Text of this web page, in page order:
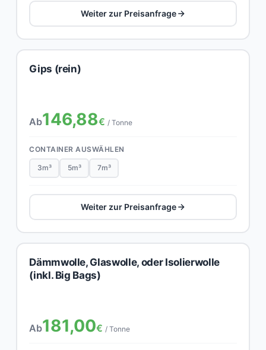
Weiter zur Preisanfrage
Gips (rein)
Ab146,88€ / Tonne
CONTAINER AUSWÄHLEN
3m³ 5m³ 7m³
Weiter zur Preisanfrage
Dämmwolle, Glaswolle, oder Isolierwolle
(inkl. Big Bags)
Ab181,00€ / Tonne